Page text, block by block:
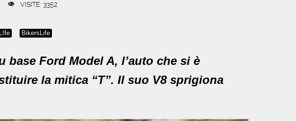
VISITE: 3352
BikersLife
Ford Model A, l’auto che si è
la mitica “T”. Il suo V8 sprigiona